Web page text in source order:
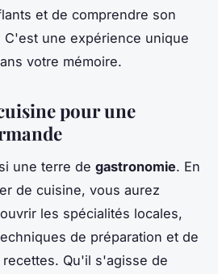
et de comprendre son
C'est une expérience unique
votre mémoire.
pour une
une terre de gastronomie. En
de cuisine, vous aurez
les spécialités locales,
de préparation et de
Qu'il s'agisse de